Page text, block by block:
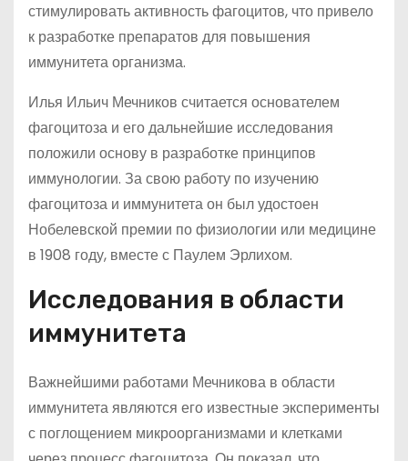
стимулировать активность фагоцитов, что привело
к разработке препаратов для повышения
иммунитета организма.
Илья Ильич Мечников считается основателем
фагоцитоза и его дальнейшие исследования
положили основу в разработке принципов
иммунологии. За свою работу по изучению
фагоцитоза и иммунитета он был удостоен
Нобелевской премии по физиологии или медицине
в 1908 году, вместе с Паулем Эрлихом.
Исследования в области
иммунитета
Важнейшими работами Мечникова в области
иммунитета являются его известные эксперименты
с поглощением микроорганизмами и клетками